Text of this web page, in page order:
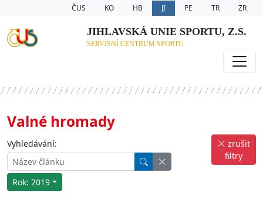
ČUS KO HB JI PE TR ZR
JIHLAVSKÁ UNIE SPORTU, Z.S.
SERVISNÍ CENTRUM SPORTU
Valné hromady
Vyhledávání:
Rok: 2019
zrušit
filtry